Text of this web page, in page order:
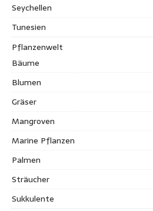
Seychellen
Tunesien
Pflanzenwelt
Bäume
Blumen
Gräser
Mangroven
Marine Pflanzen
Palmen
Sträucher
Sukkulente